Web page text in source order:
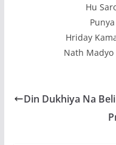
Hu
Hriday
Nath Madyo
Din Dukhiya Na Beli